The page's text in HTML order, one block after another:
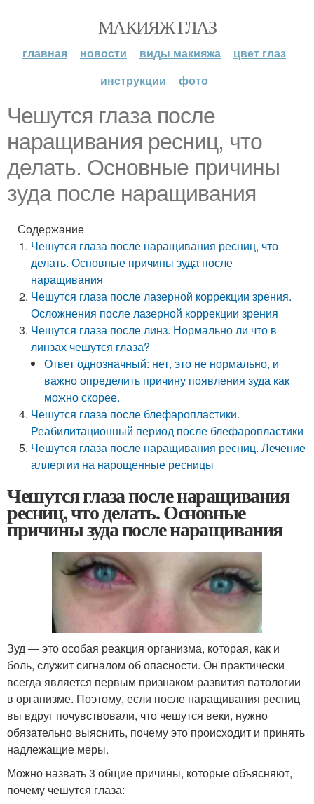
МАКИЯЖ ГЛАЗ
главная новости виды макияжа
цвет глаз
инструкции
фото
Чешутся глаза после
наращивания ресниц, что
делать. Основные причины
зуда после наращивания
Содержание
Чешутся глаза после наращивания ресниц, что
делать. Основные причины зуда после
наращивания
Чешутся глаза после лазерной коррекции зрения.
Осложнения после лазерной коррекции зрения
Чешутся глаза после линз. Нормально ли что в
линзах чешутся глаза?
Ответ однозначный: нет, это не нормально, и
важно определить причину появления зуда как
можно скорее.
Чешутся глаза после блефаропластики.
Реабилитационный период после блефаропластики
Чешутся глаза после наращивания ресниц. Лечение
аллергии на нарощенные ресницы
Чешутся глаза после наращивания
ресниц, что делать. Основные
причины зуда после наращивания
Зуд — это особая реакция организма, которая, как и
боль, служит сигналом об опасности. Он практически
всегда является первым признаком развития патологии
в организме. Поэтому, если после наращивания ресниц
вы вдруг почувствовали, что чешутся веки, нужно
обязательно выяснить, почему это происходит и принять
надлежащие меры.
Можно назвать 3 общие причины, которые объясняют,
почему чешутся глаза: